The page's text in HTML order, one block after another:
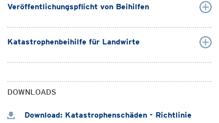
Veröffentlichungspflicht von Beihilfen
Katastrophenbeihilfe für Landwirte
DOWNLOADS
Download: Katastrophenschäden - Richtlinie